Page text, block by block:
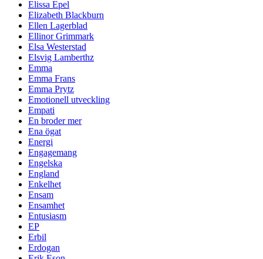
Elissa Epel
Elizabeth Blackburn
Ellen Lagerblad
Ellinor Grimmark
Elsa Westerstad
Elsvig Lamberthz
Emma
Emma Frans
Emma Prytz
Emotionell utveckling
Empati
En broder mer
Ena ögat
Energi
Engagemang
Engelska
England
Enkelhet
Ensam
Ensamhet
Entusiasm
EP
Erbil
Erdogan